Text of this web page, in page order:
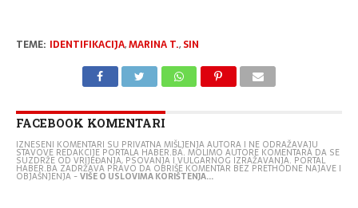
TEME: IDENTIFIKACIJA,MARINA T., SIN
FACEBOOK KOMENTARI
IZNESENI KOMENTARI SU PRIVATNA MIŠLJENJA AUTORA I NE ODRAŽAVAJU
STAVOVE REDAKCIJE PORTALA HABER.BA. MOLIMO AUTORE KOMENTARA DA SE
SUZDRŽE OD VRIJEĐANJA, PSOVANJA I VULGARNOG IZRAŽAVANJA. PORTAL
HABER.BA ZADRŽAVA PRAVO DA OBRIŠE KOMENTAR BEZ PRETHODNE NAJAVE I
OBJAŠNJENJA -VIŠE O USLOVIMA KORIŠTENJA...